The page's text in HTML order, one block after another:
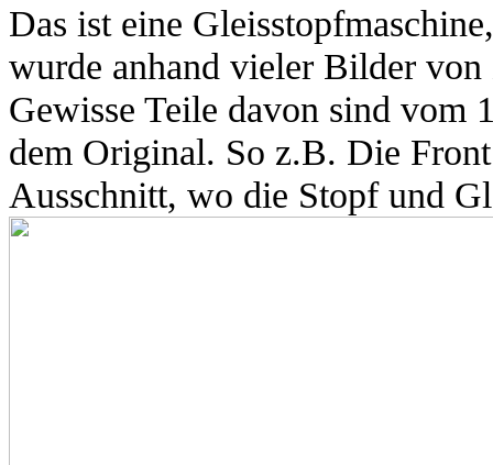
Das ist eine
wurde anhand vieler Bilder
Gewisse Teile davon sind vom
dem Original. So z.B. Die
Ausschnitt, wo die Stopf und